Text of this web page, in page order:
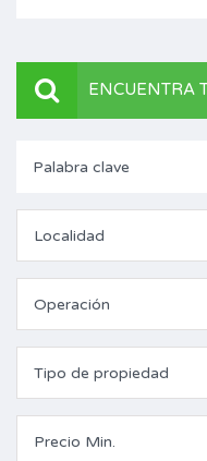
ENCUENTRA
Localidad
Operación
Tipo de propiedad
Precio Min.